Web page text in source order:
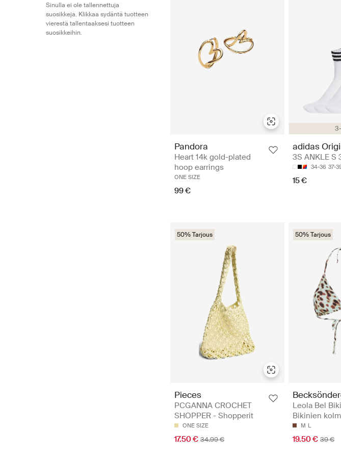
Sinulla ei ole tallennettuja
suosikkeja. Klikkaa sydäntä tuotteen
vierestä tallentaaksesi tuotteen
suosikkeihin.
Pandora
Heart 14k gold-plated
hoop earrings
ONE SIZE
99 €
adidas
3S ANKLE S
34-36 37-
15 €
50% Tarjous
Pieces
PCGANNA CROCHET
SHOPPER - Shopperit
ONE SIZE
17.50 € 34.99 €
50% Tarjous
Leola Bel
Bikinien
M L
19.50 € 39 €